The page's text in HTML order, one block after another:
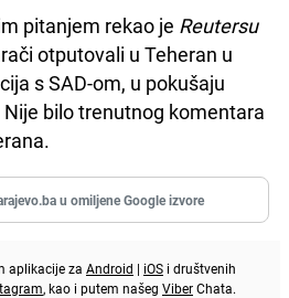
pitanjem rekao je Reutersu
otputovali u Teheran u
s SAD-om, u pokušaju
bilo trenutnog komentara
u omiljene Google izvore
aplikacije za Android | iOS i društvenih
, kao i putem našeg ViberChata.